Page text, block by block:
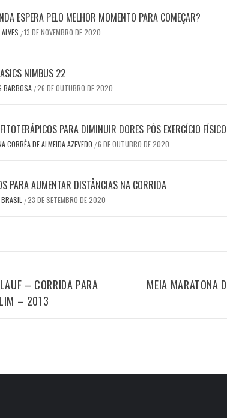
ESPERA PELO MELHOR MOMENTO PARA COMEÇAR?
/13 DE NOVEMBRO DE 2020
NIMBUS 22
BARBOSA /26 DE OUTUBRO DE 2020
PARA DIMINUIR DORES PÓS EXERCÍCIO FÍSICO
CORRÊA DE ALMEIDA AZEVEDO /6 DE OUTUBRO DE 2020
PARA AUMENTAR DISTÂNCIAS NA CORRIDA
/23 DE SETEMBRO DE 2020
– CORRIDA PARA
– 2013
MEIA MARATONA